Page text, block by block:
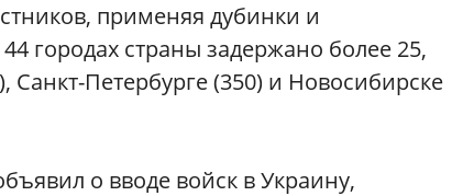
применяя дубинки и
городах страны задержано более 25,
Петербурге (350) и Новосибирске
о вводе войск в Украину,